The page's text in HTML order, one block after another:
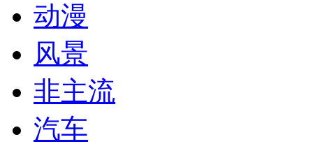
动漫
风景
非主流
汽车